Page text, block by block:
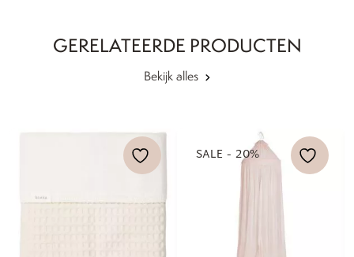
GERELATEERDE PRODUCTEN
Bekijk alles
SALE - 20%